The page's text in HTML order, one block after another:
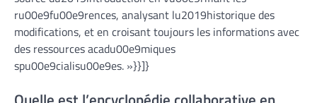
ru00e9fu00e9rences, analysant lu2019historique des
modifications, et en croisant toujours les informations avec
des ressources acadu00e9miques
spu00e9cialisu00e9es. »}}]}